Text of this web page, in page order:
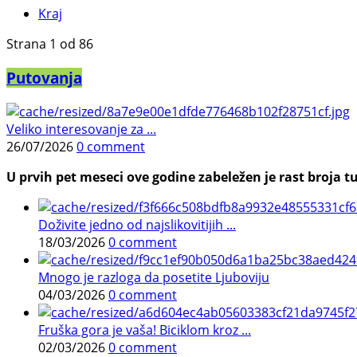
Kraj
Strana 1 od 86
Putovanja
Veliko interesovanje za ...
26/07/20260 comment
U prvih pet meseci ove godine zabeležen je rast
Doživite jedno od najslikovitijih ...
18/03/20260 comment
Mnogo je razloga da posetite Ljuboviju
04/03/20260 comment
Fruška gora je vaša! Biciklom kroz ...
02/03/20260 comment